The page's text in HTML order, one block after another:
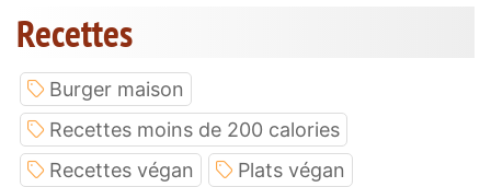
Recettes
Burger maison
Recettes moins de 200 calories
Recettes végan
Plats végan